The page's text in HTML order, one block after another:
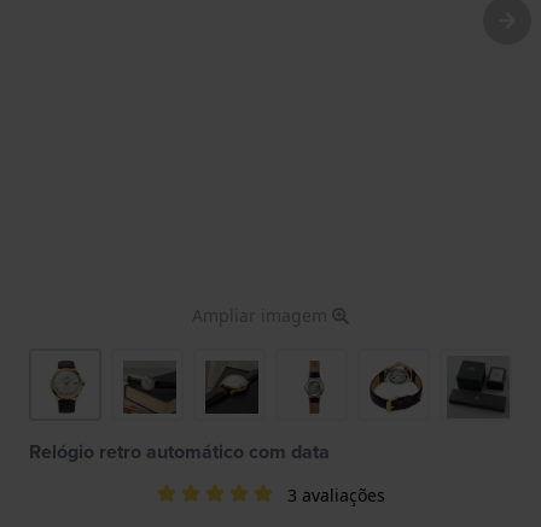
Ampliar imagem
Relógio retro automático com data
3 avaliações